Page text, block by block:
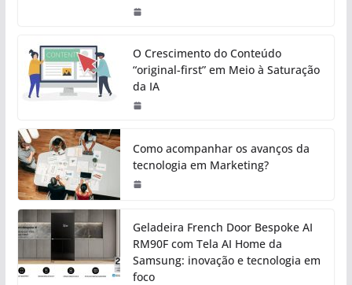
O Crescimento do Conteúdo
“original-first” em Meio à Saturação
da IA
Como acompanhar os avanços da
tecnologia em Marketing?
Geladeira French Door Bespoke AI
RM90F com Tela AI Home da
Samsung: inovação e tecnologia em
foco